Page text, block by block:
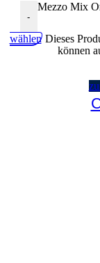
-
Mezzo Mix
wählen Dieses
können